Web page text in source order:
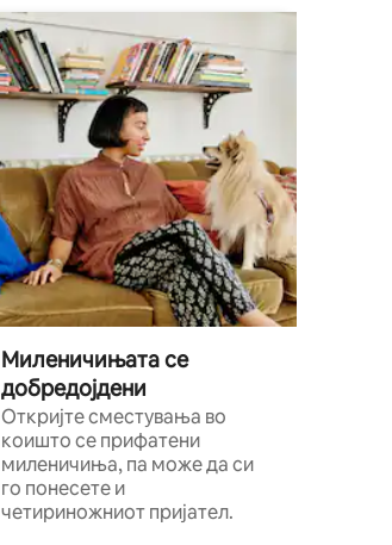
Миленичињата се
добредојдени
Откријте сместувања во
коишто се прифатени
миленичиња, па може да си
го понесете и
четириножниот пријател.